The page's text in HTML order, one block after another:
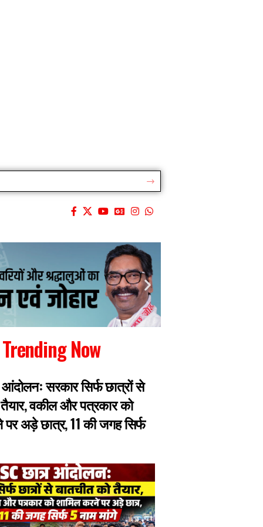
Trending Now
आंदोलनः सरकार सिर्फ छात्रों से
वकील और पत्रकार को
अड़े छात्र, 11 की जगह सिर्फ